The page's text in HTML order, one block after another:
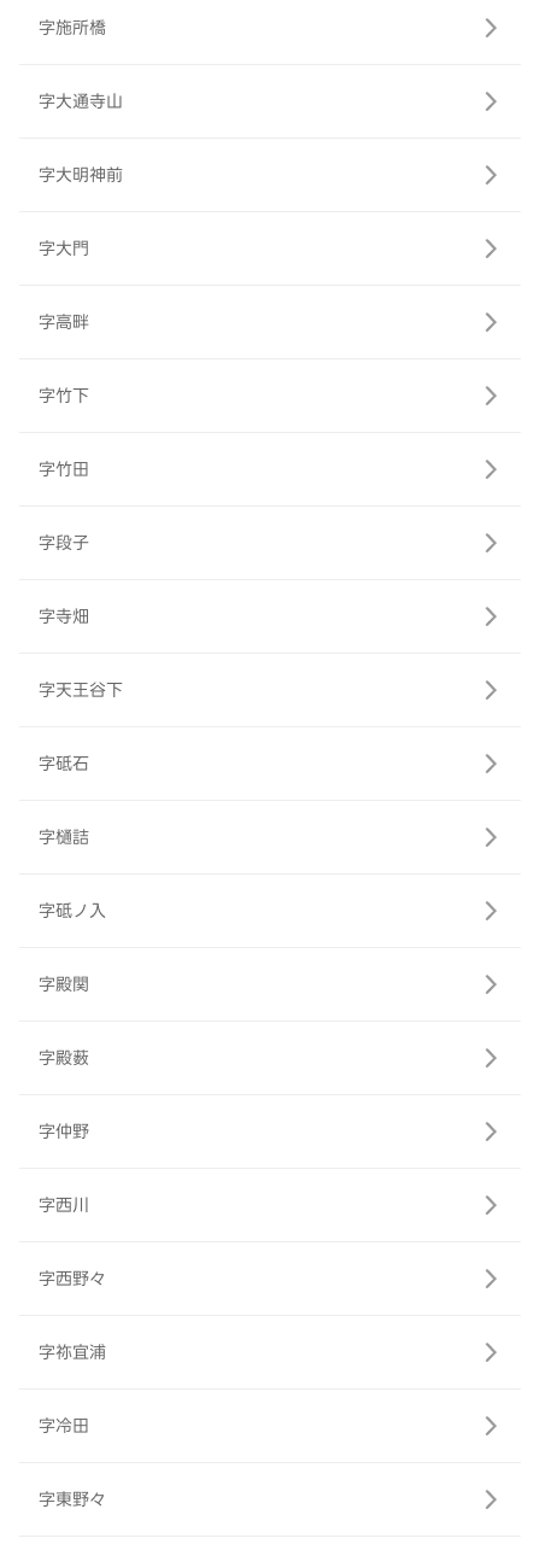
字施所橋
字大通寺山
字大明神前
字大門
字高畔
字竹下
字竹田
字段子
字寺畑
字天王谷下
字砥石
字樋詰
字砥ノ入
字殿関
字殿薮
字仲野
字西川
字西野々
字祢宜浦
字冷田
字東野々